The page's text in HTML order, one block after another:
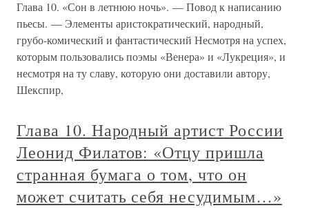
Глава 10. «Сон в летнюю ночь». — Повод к написанию
пьесы. — Элементы аристократический, народный,
грубо-комический и фантастический Несмотря на успех,
которым пользовались поэмы «Венера» и «Лукреция», и
несмотря на ту славу, которую они доставили автору,
Шекспир,
Глава 10. Народный артист России
Леонид Филатов: «Отцу пришла
странная бумага о том, что он
может считать себя несудимым…»